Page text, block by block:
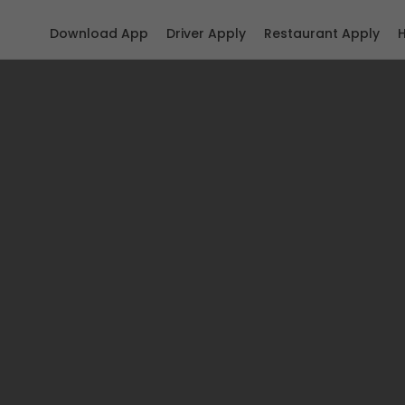
Restaurant Apply
Driver Apply
Download App